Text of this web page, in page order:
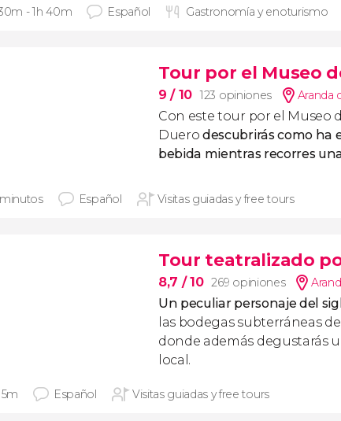
- 1h 40m Español Gastronomía y enoturismo
Tour por el Museo
9/ 10 123 opiniones Aranda
Con este tour por el Museo
Duerodescubrirás como ha
bebida mientras recorres
Español Visitas guiadas y free tours
Tour teatralizado
8,7 / 10 269 opiniones
Un peculiar personaje del
las bodegas subterráneas
donde además degustarás
local.
Español Visitas guiadas y free tours